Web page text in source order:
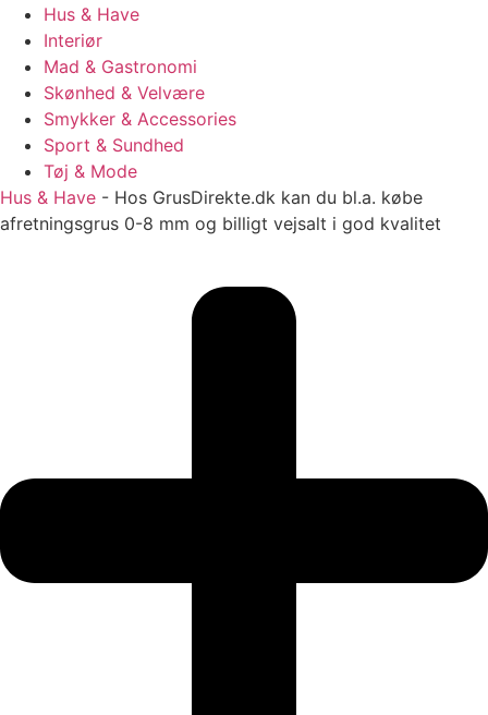
Hus & Have
Interiør
Mad & Gastronomi
Skønhed & Velvære
Smykker & Accessories
Sport & Sundhed
Tøj & Mode
Hus & Have - Hos GrusDirekte.dk kan du bl.a. købe
afretningsgrus 0-8 mm og billigt vejsalt i god kvalitet